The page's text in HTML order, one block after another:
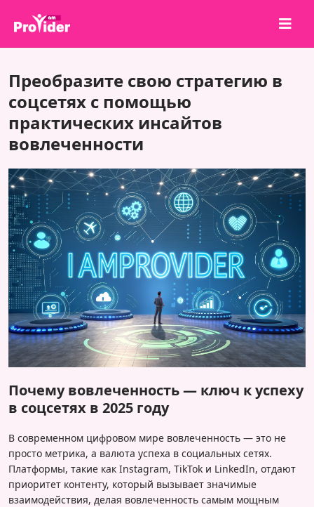
О нас
Войти
Регистрация
Услуги
API
Условия
Блог
Преобразите свою стратегию в
соцсетях с помощью
практических инсайтов
вовлеченности
Почему вовлеченность — ключ к успеху
в соцсетях в 2025 году
В современном цифровом мире вовлеченность — это не
просто метрика, а валюта успеха в социальных сетях.
Платформы, такие как Instagram, TikTok и LinkedIn, отдают
приоритет контенту, который вызывает значимые
взаимодействия, делая вовлеченность самым мощным